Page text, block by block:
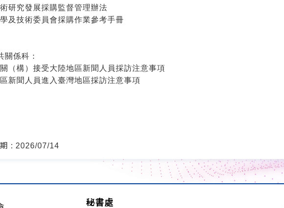
研究發展採購監督管理辦法
及技術委員會採購作業參考手冊
關係科：
（構）接受大陸地區新聞人員採訪注意事項
新聞人員進入臺灣地區採訪注意事項
: 2026/07/14
秘書處